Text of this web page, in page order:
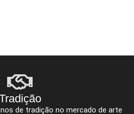
de tradição no mercado de arte